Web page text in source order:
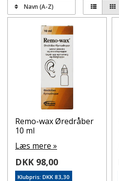
Navn (A-Z)
Remo-wax Øredråber
10 ml
Læs mere »
DKK 98,00
Klubpris: DKK 83,30